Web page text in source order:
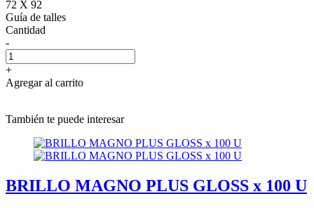
72 X 92
Guía de talles
Cantidad
-
+
Agregar al carrito
También te puede interesar
BRILLO MAGNO PLUS GLOSS x 100 U